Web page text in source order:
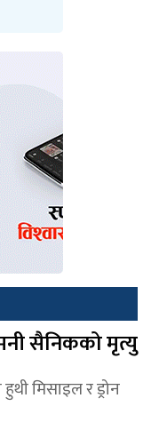
सैनिकको मृत्यु
मिसाइल र ड्रोन